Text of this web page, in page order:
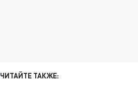
ЧИТАЙТЕ ТАКЖЕ: